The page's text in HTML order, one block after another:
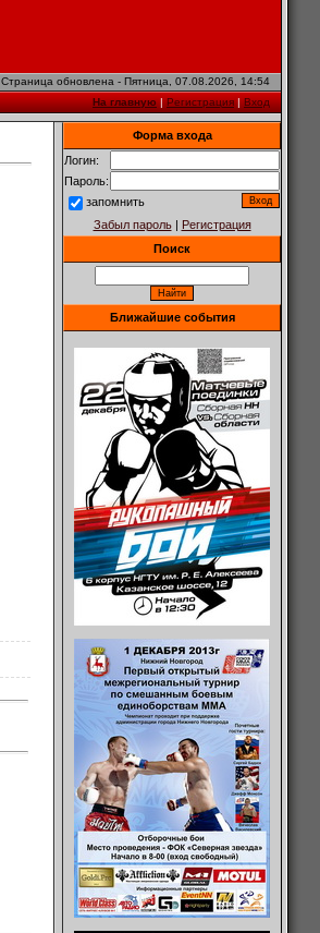
Страница обновлена - Пятница, 07.08.2026, 14:54
На главную|Регистрация|Вход
Форма входа
Логин:
Пароль:
запомнить
Забыл пароль| Регистрация
Поиск
Ближайшие события